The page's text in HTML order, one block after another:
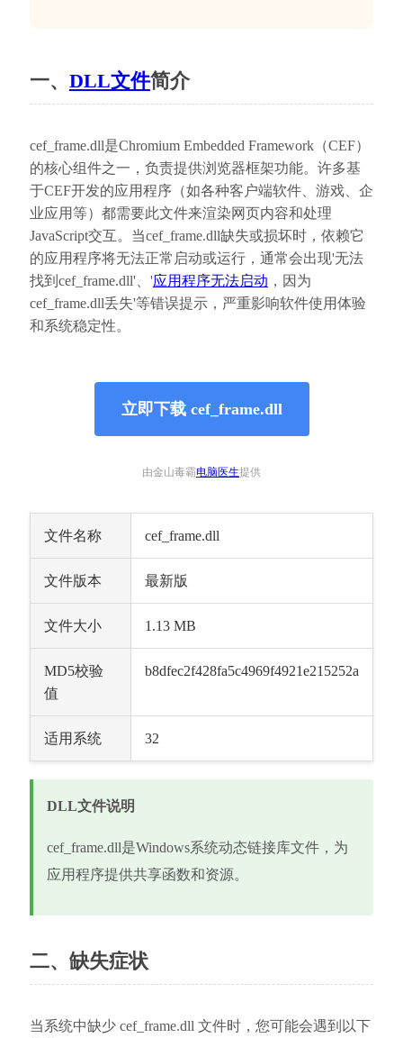
一、 DLL文件简介
cef_frame.dll是Chromium Embedded Framework（CEF）
的核心组件之一，负责提供浏览器框架功能。许多基
于CEF开发的应用程序（如各种客户端软件、游戏、企
业应用等）都需要此文件来渲染网页内容和处理
JavaScript交互。当cef_frame.dll缺失或损坏时，依赖它
的应用程序将无法正常启动或运行，通常会出现'无法
找到cef_frame.dll'、'应用程序无法启动 ，因为
cef_frame.dll丢失'等错误提示，严重影响软件使用体验
和系统稳定性。
立即下载 cef_frame.dll
由金山毒霸电脑医生提供
文件名称 cef_frame.dll
文件版本 最新版
文件大小 1.13 MB
MD5校验
值
b8dfec2f428fa5c4969f4921e215252a
适用系统 32
DLL文件说明
cef_frame.dll是Windows系统动态链接库文件，为
应用程序提供共享函数和资源。
二、缺失症状
当系统中缺少 cef_frame.dll 文件时，您可能会遇到以下